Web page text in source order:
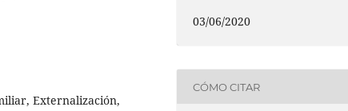
Externalización,
03/06/2020
CÓMO CITAR